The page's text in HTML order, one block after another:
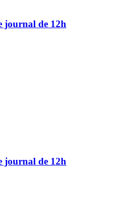
journal de 12h
journal de 12h